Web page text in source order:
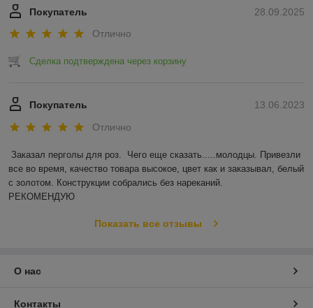
28.09.2025
Покупатель
Отлично
Сделка подтверждена через корзину
13.06.2023
Покупатель
Отлично
Заказал перголы для роз.  Чего еще сказать.....молодцы. Привезли
все во время, качество товара высокое, цвет как и заказывал, белый
с золотом. Конструкции собрались без нареканий.
РЕКОМЕНДУЮ
Показать все отзывы
О нас
Контакты